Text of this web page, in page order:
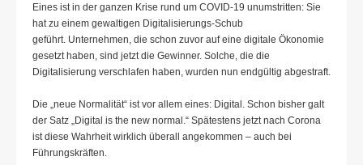
Eines ist in der ganzen Krise rund um COVID-19 unumstritten: Sie
hat zu einem gewaltigen Digitalisierungs-Schub
geführt. Unternehmen, die schon zuvor auf eine digitale Ökonomie
gesetzt haben, sind jetzt die Gewinner. Solche, die die
Digitalisierung verschlafen haben, wurden nun endgültig abgestraft.
Die „neue Normalität“ ist vor allem eines: Digital. Schon bisher galt
der Satz „Digital is the new normal.“ Spätestens jetzt nach Corona
ist diese Wahrheit wirklich überall angekommen – auch bei
Führungskräften.